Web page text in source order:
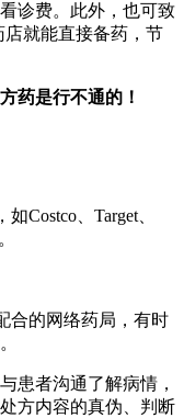
诊费。此外，也可致
店就能直接备药，节
药是行不通的！
Costco、Target、
合的网络药局，有时
患者沟通了解病情，
方内容的真伪、判断